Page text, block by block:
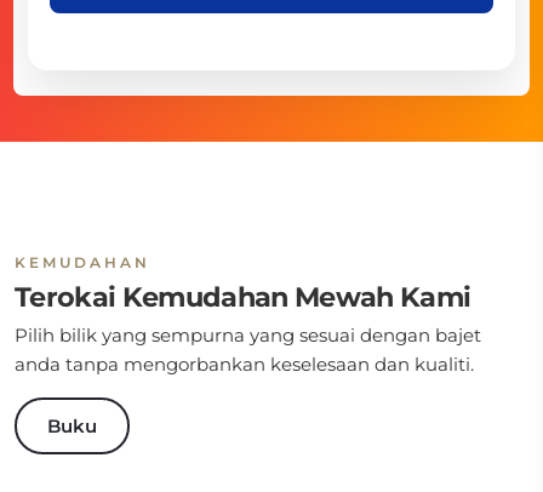
KEMUDAHAN
Terokai Kemudahan Mewah Kami
Pilih bilik yang sempurna yang sesuai dengan bajet
anda tanpa mengorbankan keselesaan dan kualiti.
Buku